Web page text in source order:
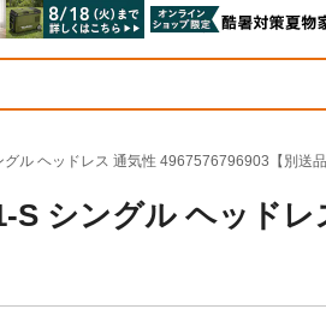
ル ヘッドレス 通気性 4967576796903【別送品
S シングル ヘッドレ